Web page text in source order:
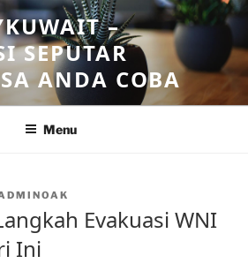
–
SEPUTAR
ANDA COBA
Menu
Evakuasi WNI
Ini